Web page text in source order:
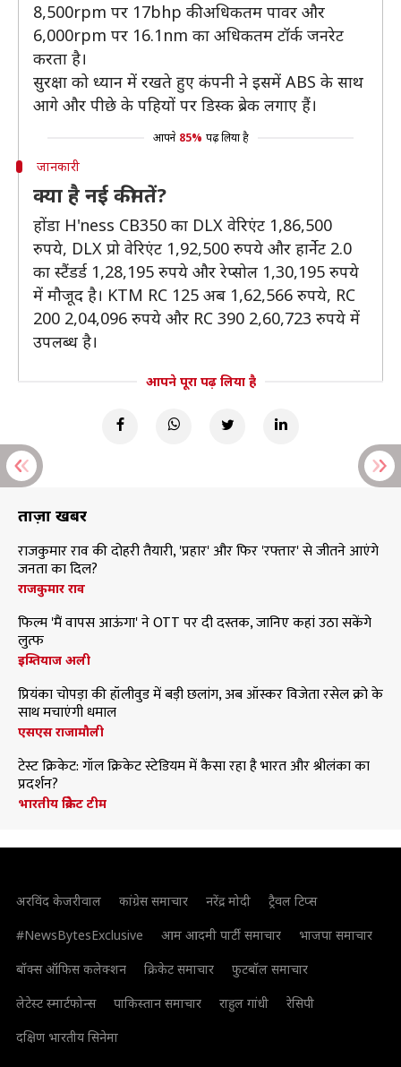
8,500rpm पर 17bhp की अधिकतम पावर और
6,000rpm पर 16.1nm का अधिकतम टॉर्क जनरेट
करता है।
सुरक्षा को ध्यान में रखते हुए कंपनी ने इसमें ABS के साथ
आगे और पीछे के पहियों पर डिस्क ब्रेक लगाए हैं।
आपने 85% पढ़ लिया है
जानकारी
क्या है नई कीमतें?
होंडा H'ness CB350 का DLX वेरिएंट 1,86,500
रुपये, DLX प्रो वेरिएंट 1,92,500 रुपये और हार्नेट 2.0
का स्टैंडर्ड 1,28,195 रुपये और रेप्सोल 1,30,195 रुपये
में मौजूद है। KTM RC 125 अब 1,62,566 रुपये, RC
200 2,04,096 रुपये और RC 390 2,60,723 रुपये में
उपलब्ध है।
आपने पूरा पढ़ लिया है
ताज़ा खबरें
राजकुमार राव की दोहरी तैयारी, 'प्रहार' और फिर 'रफ्तार' से जीतने आएंगे
जनता का दिल?
राजकुमार राव
फिल्म 'मैं वापस आऊंगा' ने OTT पर दी दस्तक, जानिए कहां उठा सकेंगे
लुत्फ
इम्तियाज अली
प्रियंका चोपड़ा की हॉलीवुड में बड़ी छलांग, अब ऑस्कर विजेता रसेल क्रो के
साथ मचाएंगी धमाल
एसएस राजामौली
टेस्ट क्रिकेट: गॉल क्रिकेट स्टेडियम में कैसा रहा है भारत और श्रीलंका का
प्रदर्शन?
भारतीय क्रिकेट टीम
अरविंद केजरीवाल कांग्रेस समाचार नरेंद्र मोदी
ट्रैवल टिप्स
#NewsBytesExclusive
आम आदमी पार्टी समाचार
भाजपा समाचार
बॉक्स ऑफिस कलेक्शन
क्रिकेट समाचार
फुटबॉल समाचार
लेटेस्ट स्मार्टफोन्स
पाकिस्तान समाचार राहुल गांधी
रेसिपी
दक्षिण भारतीय सिनेमा